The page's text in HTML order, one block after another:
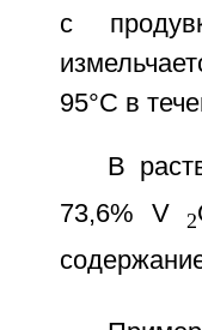
с
95°С в
В
73,6% V 2